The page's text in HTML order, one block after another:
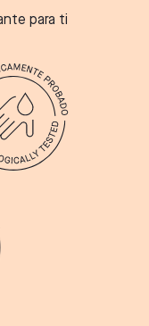
para ti